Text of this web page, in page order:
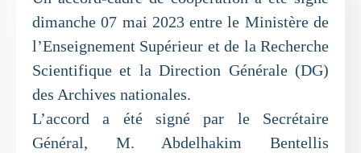
dimanche 07 mai 2023 entre le Ministère de
l’Enseignement Supérieur et de la Recherche
Scientifique et la Direction Générale (DG)
des Archives nationales.
L’accord a été signé par le Secrétaire
Général, M. Abdelhakim Bentellis